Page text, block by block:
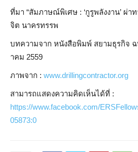
ที่มา “สัมภาษณ์พิเศษ : ‘กูรูพลังงาน’ ผ่า
จิต นาครทรรพ
บทความจาก หนังสือพิมพ์ สยามธุรกิจ ฉ
าคม 2559
ภาพจาก : www.drillingcontractor.org
สามารถแสดงความคิดเห็นได้ที่ :
https://www.facebook.com/
05873:0